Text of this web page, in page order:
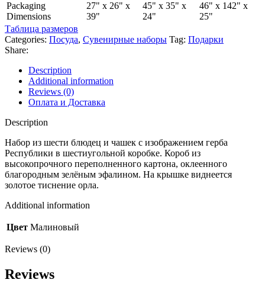
Packaging
Dimensions
27" x 26" x
39"
45" x 35" x
24"
46" x 142" x
25"
Таблица размеров
Categories: Посуда, Сувенирные наборы Tag: Подарки
Share:
Description
Additional information
Reviews (0)
Оплата и Доставка
Description
Набор из шести блюдец и чашек с изображением герба
Республики в шестиугольной коробке. Короб из
высокопрочного переполненного картона, оклеенного
благородным зелёным эфалином. На крышке виднеется
золотое тиснение орла.
Additional information
Цвет Малиновый
Reviews (0)
Reviews